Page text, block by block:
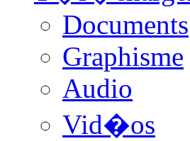
Documents
Graphisme
Audio
Vid�os